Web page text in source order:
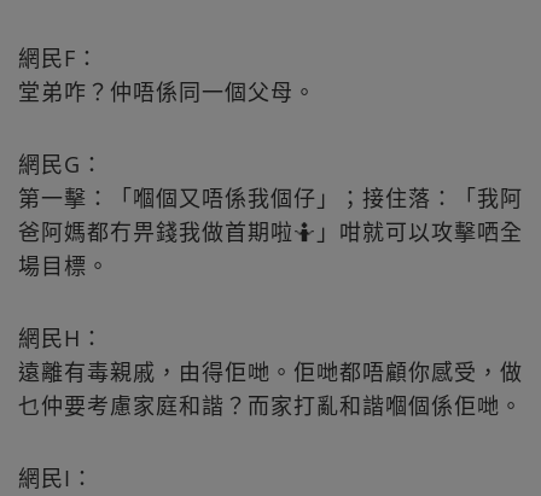
網民F：
堂弟咋？仲唔係同一個父母。
網民G：
第一擊：「嗰個又唔係我個仔」；接住落：「我阿
爸阿媽都冇畀錢我做首期啦🤷」咁就可以攻擊哂全
場目標。
網民H：
遠離有毒親戚，由得佢哋。佢哋都唔顧你感受，做
乜仲要考慮家庭和諧？而家打亂和諧嗰個係佢哋。
網民I：